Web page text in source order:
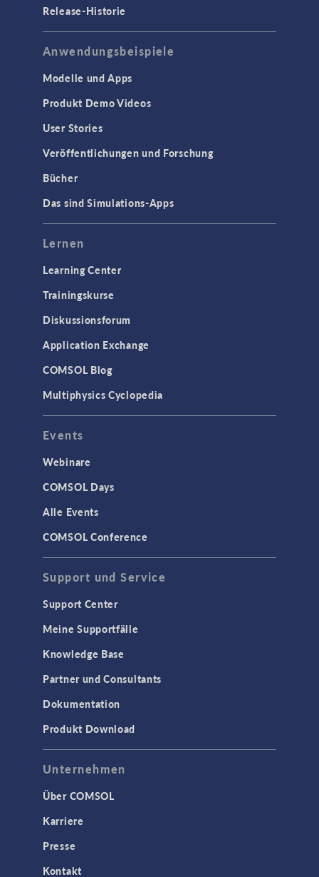
Release-Historie
Anwendungsbeispiele
Modelle und Apps
Produkt Demo Videos
User Stories
Veröffentlichungen und Forschung
Bücher
Das sind Simulations-Apps
Lernen
Learning Center
Trainingskurse
Diskussionsforum
Application Exchange
COMSOL Blog
Multiphysics Cyclopedia
Events
Webinare
COMSOL Days
Alle Events
COMSOL Conference
Support und Service
Support Center
Meine Supportfälle
Knowledge Base
Partner und Consultants
Dokumentation
Produkt Download
Unternehmen
Über COMSOL
Karriere
Presse
Kontakt